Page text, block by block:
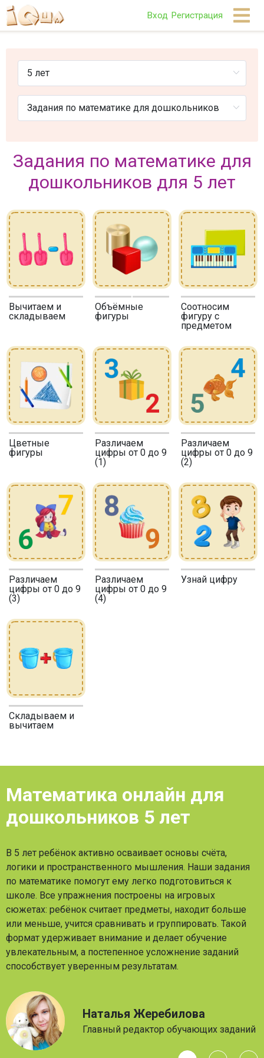
Вход Регистрация
Задания по математике для
дошкольников для 5 лет
Вычитаем и
складываем
Объёмные
фигуры
Соотносим
фигуру с
предметом
Цветные
фигуры
Различаем
цифры от 0 до 9
(1)
Различаем
цифры от 0 до 9
(2)
Различаем
цифры от 0 до 9
(3)
Различаем
цифры от 0 до 9
(4)
Узнай цифру
Складываем и
вычитаем
Математика онлайн для
дошкольников 5 лет
В 5 лет ребёнок активно осваивает основы счёта,
логики и пространственного мышления. Наши задания
по математике помогут ему легко подготовиться к
школе. Все упражнения построены на игровых
сюжетах: ребёнок считает предметы, находит больше
или меньше, учится сравнивать и группировать. Такой
формат удерживает внимание и делает обучение
увлекательным, а постепенное усложнение заданий
способствует уверенным результатам.
Наталья Жеребилова
Главный редактор обучающих заданий